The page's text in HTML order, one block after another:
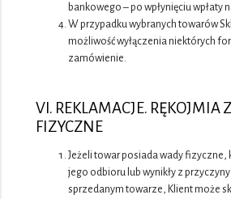
bankowego – po wpłynięciu wpłaty
W przypadku wybranych towarów
możliwość wyłączenia niektórych
zamówienie.
VI. REKLAMACJE. RĘKOJMIA
FIZYCZNE
Jeżeli towar posiada wady fizyczne,
jego odbioru lub wynikły z
sprzedanym towarze, Klient może